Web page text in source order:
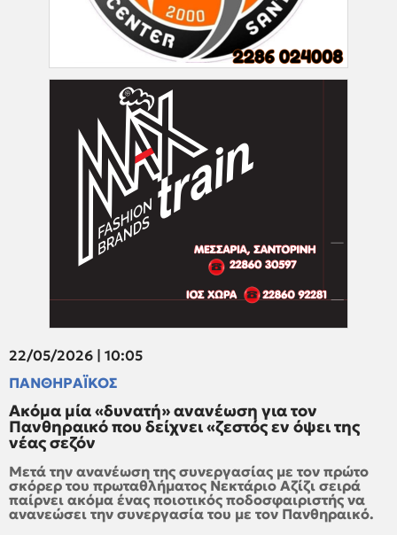
22/05/2026 | 10:05
ΠΑΝΘΗΡΑΪΚΟΣ
Ακόμα μία «δυνατή» ανανέωση για τον
Πανθηραικό που δείχνει «ζεστός εν όψει της
νέας σεζόν
Μετά την ανανέωση της συνεργασίας με τον πρώτο
σκόρερ του πρωταθλήματος Νεκτάριο Αζίζι σειρά
παίρνει ακόμα ένας ποιοτικός ποδοσφαιριστής να
ανανεώσει την συνεργασία του με τον Πανθηραικό.